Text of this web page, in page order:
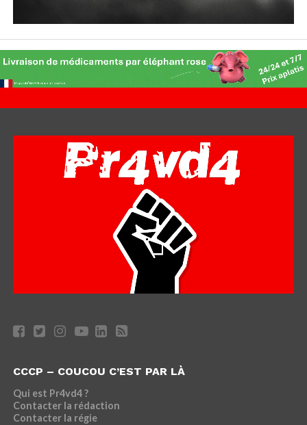
CCCP – COUCOU C’EST PAR LÀ
Qui est Pr4vd4 ?
Contacter la rédaction
Contacter la régie